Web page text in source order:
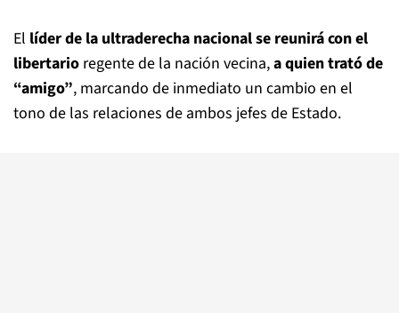
El líder de la ultraderecha nacional se reunirá con el
libertario regente de la nación vecina,a quien trató de
“amigo”, marcando de inmediato un cambio en el
tono de las relaciones de ambos jefes de Estado.